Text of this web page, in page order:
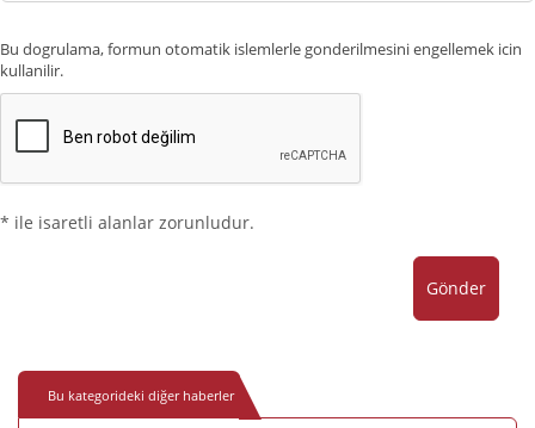
Bu dogrulama, formun otomatik islemlerle gonderilmesini engellemek icin
kullanilir.
* ile isaretli alanlar zorunludur.
Gönder
Bu kategorideki diğer haberler